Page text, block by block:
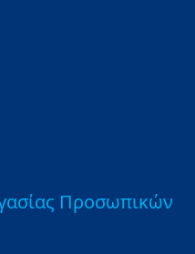
Προσωπικών